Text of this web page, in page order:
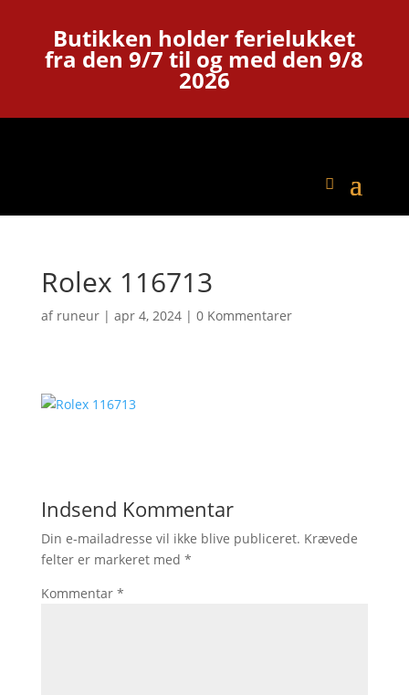
Butikken holder ferielukket
fra den 9/7 til og med den 9/8
2026
Rolex 116713
af runeur| apr 4, 2024| 0 Kommentarer
Indsend Kommentar
Din e-mailadresse vil ikke blive publiceret. Krævede
felter er markeret med *
Kommentar *